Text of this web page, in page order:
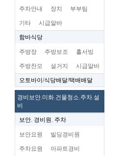
주차안내 장치 부부팀
기타 시급알바
함바식당
주방장 주방보조 홀서빙
주방찬모 설거지 시급알바
오토바이/식당배달/택배배달
경비보안.미화.건물청소.주차.설
비
보안. 경비원. 주차
보안요원 빌딩경비원
주차요원 아파트경비